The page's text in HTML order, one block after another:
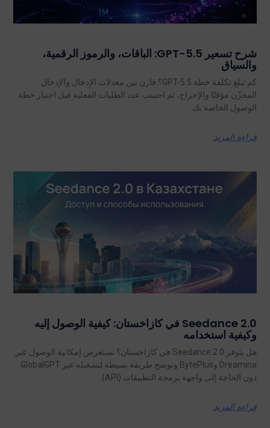
شرح تسعير GPT-5.5: الباقات، والرموز الرقمية،
والسياق
كم تبلغ تكلفة خطة GPT-5.5؟ قارن بين معدلات الإدخال والإدخال
المخزّن مؤقتًا والإخراج، ثم احسب عدد الطلبات الفعلية قبل اختيار خطة
الوصول الخاصة بك.
قراءة المزيد
Seedance 2.0 في كازاخستان: كيفية الوصول إليه
وكيفية استخدامه
هل يتوفر Seedance 2.0 في كازاخستان؟ نستعرض إمكانية الوصول عبر
Dreamina وBytePlus ونوضح طريقة بسيطة لتشغيله عبر GlobalGPT
دون الحاجة إلى واجهة برمجة التطبيقات (API).
قراءة المزيد